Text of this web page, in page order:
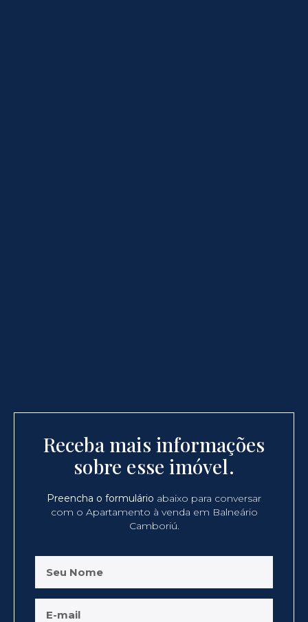
Receba mais informações
sobre esse imóvel.
Preencha o formulário abaixo para conversar
com o Apartamento à venda em Balneário
Camboriú.